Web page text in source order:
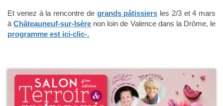
Et venez à la rencontre de grands pâtissiers les 2/3 et 4 mars
àChâteauneuf-sur-Isère non loin de Valence dans la Drôme, le
programme est ici-clic-.